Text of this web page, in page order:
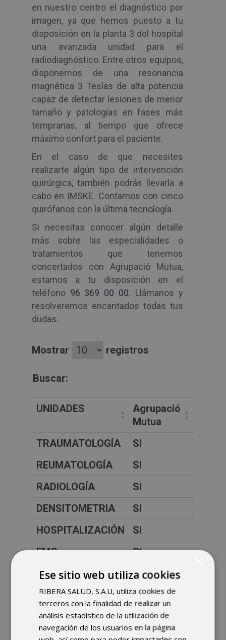
en nuestro centro el diagnóstico por
imagen, ya que hemos puesto a tu
disposición en la planta 3 del hospital
una avanzada unidad para el
radiodiagnóstico. Entre otros equipos,
disponemos de una resonancia
magnética 3 Teslas de alta potencia
capaz de detectar lesiones de menor
tamaño y patologías en fases más
tempranas, al tiempo que ofrece
máximo confort para el paciente.
En el caso de que necesites
realizarte algún tipo de intervención
quirúrgica, también podrás llevarla a
cabo en IMSKE. Contamos con cinco
quirófanos con la última tecnología.
Si necesitas conocer algún detalle
más sobre las especialidades o
tratamientos que tenemos
concertados con Agrupació Mutua,
estamos a tu disposición en el
teléfono 96 369 00 00. Llámanos y
resolveremos encantados todas tus
dudas.
Mostrar registros
Buscar:
UNIDADES
Agrupació
Mutua
TRAUMATOLOGÍA
SI
REUMATOLOGÍA
SI
RADIOLOGÍA
SI
DENSITOMETRIA
SI
HOSPITALIZACIÓN
SI
EMG
SI
ONDAS DE
CHOQUE FOCALES
SI
URGENCIAS
SI
CIRUGIA RAQUIS
SI
Ese sitio web utiliza cookies
RIBERA SALUD, S.A.U, utiliza cookies de
terceros con la finalidad de realizar un
análisis estadístico de la utilización de
navegación de los usuarios en la página